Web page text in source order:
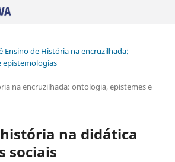
Ensino de História na encruzilhada:
epistemologias
na encruzilhada: ontologia, epistemes e
na didática
sociais